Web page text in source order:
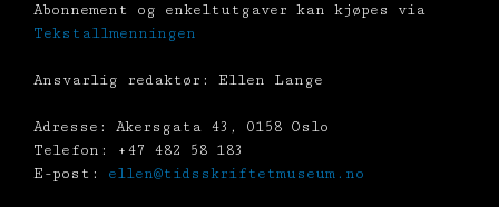
Abonnement og enkeltutgaver kan kjøpes via
Tekstallmenningen
Ansvarlig redaktør: Ellen Lange
Adresse: Akersgata 43, 0158 Oslo
Telefon: +47 482 58 183
E-post: ellen@tidsskriftetmuseum.no